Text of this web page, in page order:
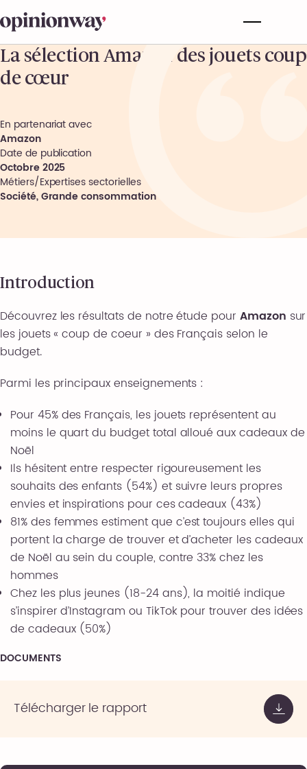
La sélection Amazon des jouets coup
de cœur
En partenariat avec
Amazon
Date de publication
Octobre 2025
Métiers/Expertises sectorielles
Société,Grande consommation
Introduction
Découvrez les résultats de notre étude pour Amazon sur
les jouets « coup de coeur » des Français selon le
budget.
Parmi les principaux enseignements :
Pour 45% des Français, les jouets représentent au
moins le quart du budget total alloué aux cadeaux de
Noël
Ils hésitent entre respecter rigoureusement les
souhaits des enfants (54%) et suivre leurs propres
envies et inspirations pour ces cadeaux (43%)
81% des femmes estiment que c’est toujours elles qui
portent la charge de trouver et d’acheter les cadeaux
de Noël au sein du couple, contre 33% chez les
hommes
Chez les plus jeunes (18-24 ans), la moitié indique
s’inspirer d’Instagram ou TikTok pour trouver des idées
de cadeaux (50%)
DOCUMENTS
Télécharger le rapport